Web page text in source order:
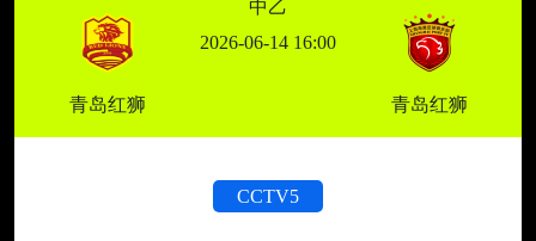
青岛红狮
中乙
2026-06-14 16:00
青岛红狮
CCTV5